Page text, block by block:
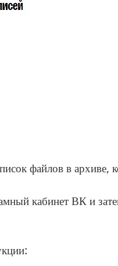
файлов в архиве,
кабинет ВК и